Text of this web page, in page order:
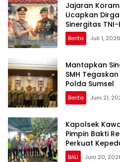
Jajaran
Ucapkan
Sinergitas
Berita Juli 1, 2026
Mantapkan
SMH
Polda Sumsel
Berita Juni 21,
Kapolsek
Pimpin Bakti
Perkuat
dengan
BALI Juni 20,